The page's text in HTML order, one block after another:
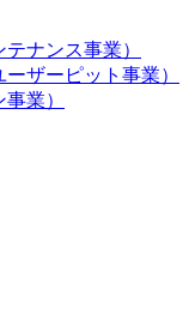
ナンス事業）
ザーピット事業）
業）